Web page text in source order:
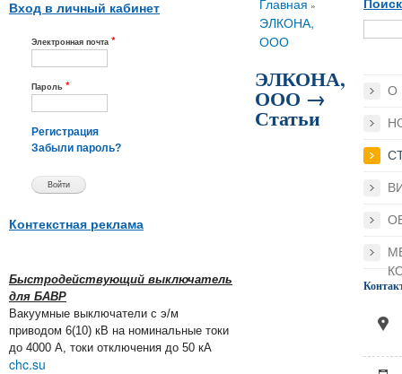
Вход в личный кабинет
Электронная почта *
Пароль *
Регистрация
Забыли пароль?
Контекстная реклама
Быстродействующий выключатель
для БАВР
Вакуумные выключатели с э/м
приводом 6(10) кВ на номинальные токи
до 4000 А, токи отключения до 50 кА
chc.su
Вы здесь
Главная »
ЭЛКОНА,
ООО
ЭЛКОНА,
ООО →
Статьи
О